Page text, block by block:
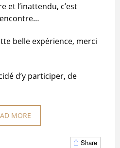
et l’inattendu, c’est
belle expérience, merci
d’y participer, de
MORE
Share